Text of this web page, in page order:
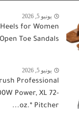
يونيو 5, 2026
for Women
Toe Sandals...
يونيو 5, 2026
Professional
Power, XL 72-
oz.* Pitcher...